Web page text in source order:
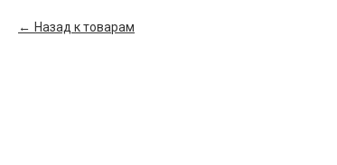
Назад к товарам